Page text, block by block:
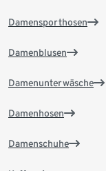
Damensporthosen
Damenblusen
Damenunterwäsche
Damenhosen
Damenschuhe